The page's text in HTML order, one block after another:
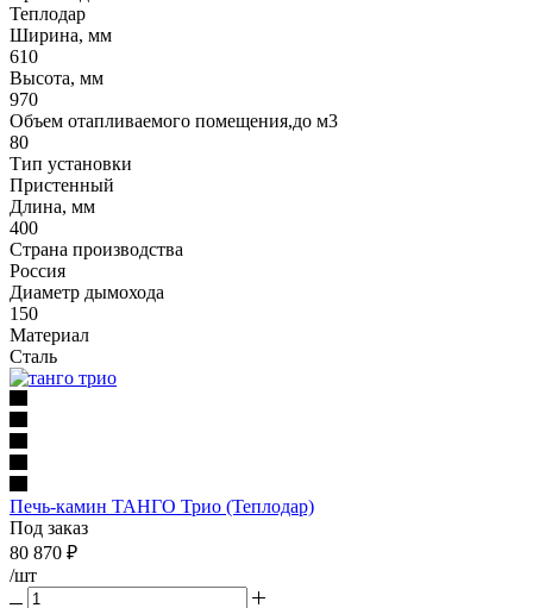
Теплодар
Ширина, мм
610
Высота, мм
970
Объем отапливаемого помещения,до м3
80
Тип установки
Пристенный
Длина, мм
400
Страна производства
Россия
Диаметр дымохода
150
Материал
Сталь
Печь-камин ТАНГО Трио (Теплодар)
Под заказ
80 870 ₽
/шт